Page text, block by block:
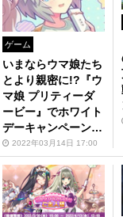
ゲーム
いまならウマ娘たち
とより親密に!?『ウ
マ娘 プリティーダ
ービー』でホワイト
デーキャンペーンが
開催2022年03月14日 17:00